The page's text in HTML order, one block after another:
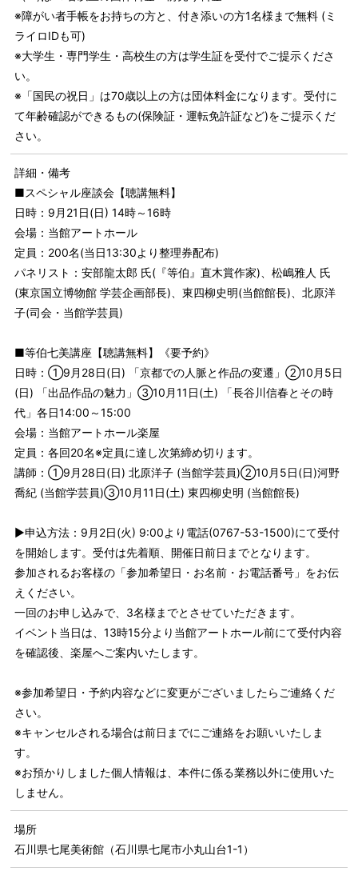
※障がい者手帳をお持ちの方と、付き添いの方1名様まで無料 (ミ
ライロIDも可)
※大学生・専門学生・高校生の方は学生証を受付でご提示くださ
い。
※「国民の祝日」は70歳以上の方は団体料金になります。受付に
て年齢確認ができるもの(保険証・運転免許証など)をご提示くだ
さい。
詳細・備考
■スペシャル座談会【聴講無料】
日時：9月21日(日) 14時～16時
会場：当館アートホール
定員：200名(当日13:30より整理券配布)
パネリスト：安部龍太郎 氏(『等伯』直木賞作家)、松嶋雅人 氏
(東京国立博物館 学芸企画部長)、東四柳史明(当館館長)、北原洋
子(司会・当館学芸員)
■等伯七美講座【聴講無料】《要予約》
日時：①9月28日(日) 「京都での人脈と作品の変遷」②10月5日
(日) 「出品作品の魅力」③10月11日(土) 「長谷川信春とその時
代」各日14:00～15:00
会場：当館アートホール楽屋
定員：各回20名※定員に達し次第締め切ります。
講師：①9月28日(日) 北原洋子 (当館学芸員)②10月5日(日)河野
喬紀 (当館学芸員)③10月11日(土) 東四柳史明 (当館館長)
▶申込方法：9月2日(火) 9:00より電話(0767-53-1500)にて受付
を開始します。受付は先着順、開催日前日までとなります。
参加されるお客様の「参加希望日・お名前・お電話番号」をお伝
えください。
一回のお申し込みで、3名様までとさせていただきます。
イベント当日は、13時15分より当館アートホール前にて受付内容
を確認後、楽屋へご案内いたします。
※参加希望日・予約内容などに変更がございましたらご連絡くだ
さい。
※キャンセルされる場合は前日までにご連絡をお願いいたしま
す。
※お預かりしました個人情報は、本件に係る業務以外に使用いた
しません。
場所
石川県七尾美術館（石川県七尾市小丸山台1-1）